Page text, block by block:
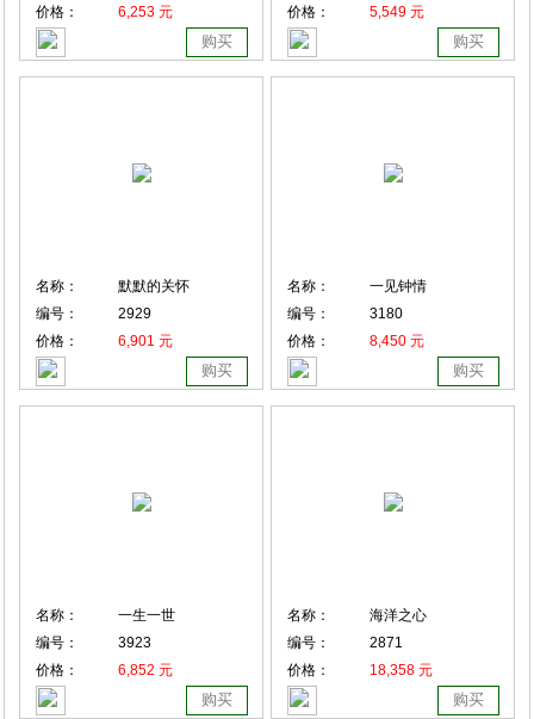
价格：
6,253 元
购买
价格：
5,549 元
购买
名称：
默默的关怀
编号：
2929
价格：
6,901 元
购买
名称：
一见钟情
编号：
3180
价格：
8,450 元
购买
名称：
一生一世
编号：
3923
价格：
6,852 元
购买
名称：
海洋之心
编号：
2871
价格：
18,358 元
购买